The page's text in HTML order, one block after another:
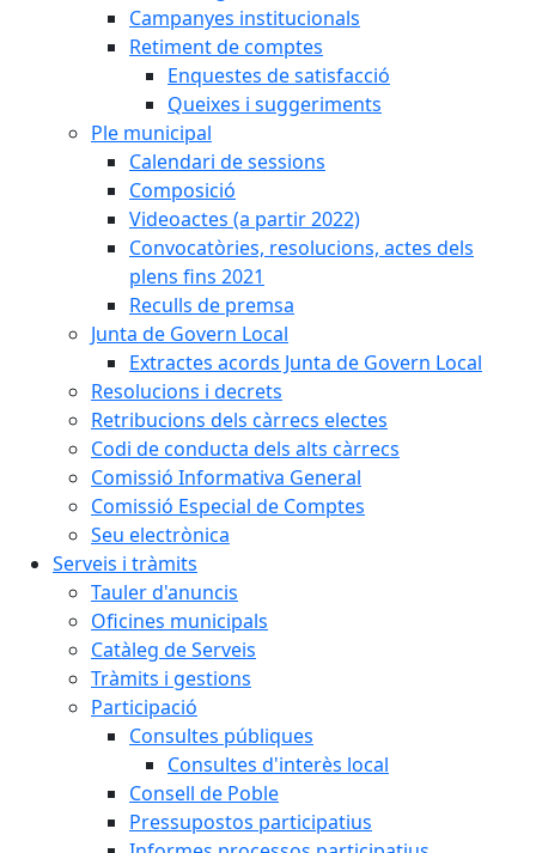
Campanyes institucionals
Retiment de comptes
Enquestes de satisfacció
Queixes i suggeriments
Ple municipal
Calendari de sessions
Composició
Videoactes (a partir 2022)
Convocatòries, resolucions, actes dels
plens fins 2021
Reculls de premsa
Junta de Govern Local
Extractes acords Junta de Govern Local
Resolucions i decrets
Retribucions dels càrrecs electes
Codi de conducta dels alts càrrecs
Comissió Informativa General
Comissió Especial de Comptes
Seu electrònica
Serveis i tràmits
Tauler d'anuncis
Oficines municipals
Catàleg de Serveis
Tràmits i gestions
Participació
Consultes públiques
Consultes d'interès local
Consell de Poble
Pressupostos participatius